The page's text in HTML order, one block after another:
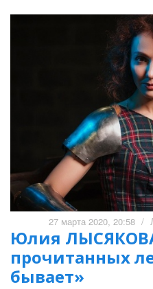
27 марта 2020, 20:58 /
Юлия
прочитанных
бывает»